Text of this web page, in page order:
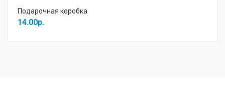
Подарочная коробка
14.00р.